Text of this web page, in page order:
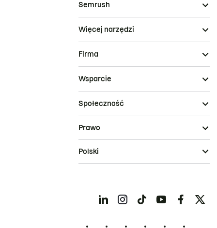
Semrush
Więcej narzędzi
Firma
Wsparcie
Społeczność
Prawo
Polski